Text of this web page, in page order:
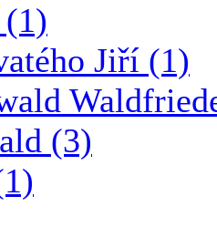
Jiří (1)
(3)